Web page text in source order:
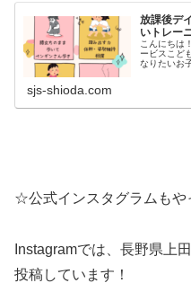
放課後デ
いトレー
こんにちは
ービスこど
なりたいお
sjs-shioda.com
☆公式インスタグラムもや
Instagramでは、長野県上
投稿しています！